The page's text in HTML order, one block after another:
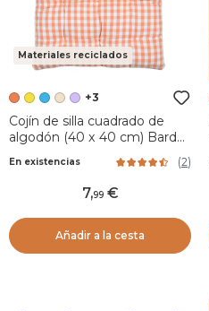
Materiales reciclados
+3
Cojín de silla cuadrado de
algodón (40 x 40 cm) Bardot
En existencias (2)
7,99
Añadir a la cesta